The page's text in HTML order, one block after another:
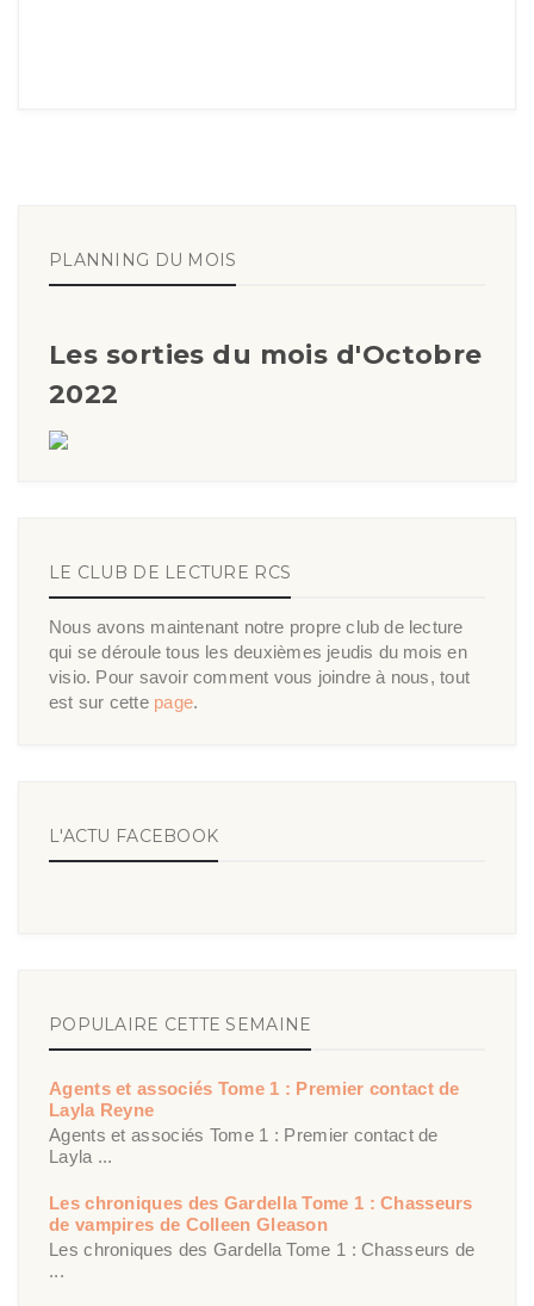
PLANNING DU MOIS
Les sorties du mois d'Octobre
2022
LE CLUB DE LECTURE RCS
Nous avons maintenant notre propre club de lecture
qui se déroule tous les deuxièmes jeudis du mois en
visio. Pour savoir comment vous joindre à nous, tout
est sur cette page.
L'ACTU FACEBOOK
POPULAIRE CETTE SEMAINE
Agents et associés Tome 1 : Premier contact de
Layla Reyne
Agents et associés Tome 1 : Premier contact de
Layla ...
Les chroniques des Gardella Tome 1 : Chasseurs
de vampires de Colleen Gleason
Les chroniques des Gardella Tome 1 : Chasseurs de
...